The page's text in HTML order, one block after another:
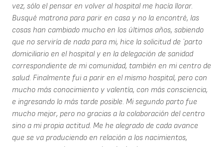
vez, sólo el pensar en volver al hospital me hacía llorar.
Busqué matrona para parir en casa y no la encontré, las
cosas han cambiado mucho en los últimos años, sabiendo
que no serviría de nada para mi, hice la solicitud de `parto
domiciliario en el hospital y en la delegación de sanidad
correspondiente de mi comunidad, también en mi centro de
salud. Finalmente fui a parir en el mismo hospital, pero con
mucho más conocimiento y valentía, con más consciencia,
e ingresando lo más tarde posible. Mi segundo parto fue
mucho mejor, pero no gracias a la colaboración del centro
sino a mi propia actitud. Me he alegrado de cada avance
que se va produciendo en relación a los nacimientos,